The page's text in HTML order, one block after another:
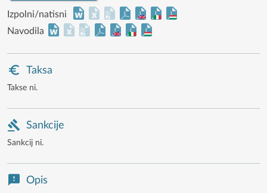
Izpolni/natisni
Navodila
Taksa
Takse ni.
Sankcije
Sankcij ni.
Opis